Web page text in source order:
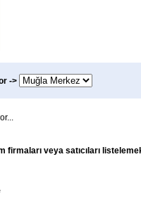
->
firmaları veya satıcıları